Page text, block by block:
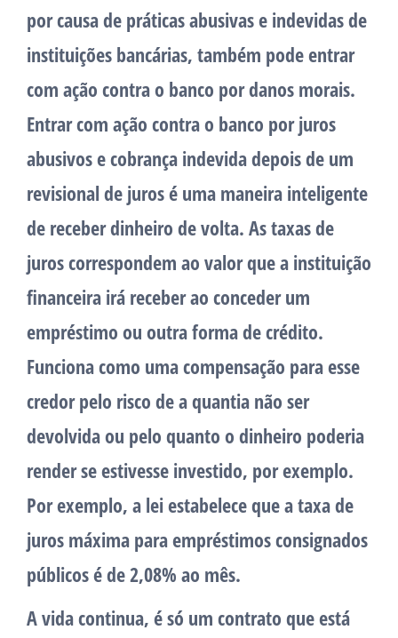
por causa de práticas abusivas e indevidas de
instituições bancárias, também pode entrar
com ação contra o banco por danos morais.
Entrar com ação contra o banco por juros
abusivos e cobrança indevida depois de um
revisional de juros é uma maneira inteligente
de receber dinheiro de volta. As taxas de
juros correspondem ao valor que a instituição
financeira irá receber ao conceder um
empréstimo ou outra forma de crédito.
Funciona como uma compensação para esse
credor pelo risco de a quantia não ser
devolvida ou pelo quanto o dinheiro poderia
render se estivesse investido, por exemplo.
Por exemplo, a lei estabelece que a taxa de
juros máxima para empréstimos consignados
públicos é de 2,08% ao mês.
A vida continua, é só um contrato que está